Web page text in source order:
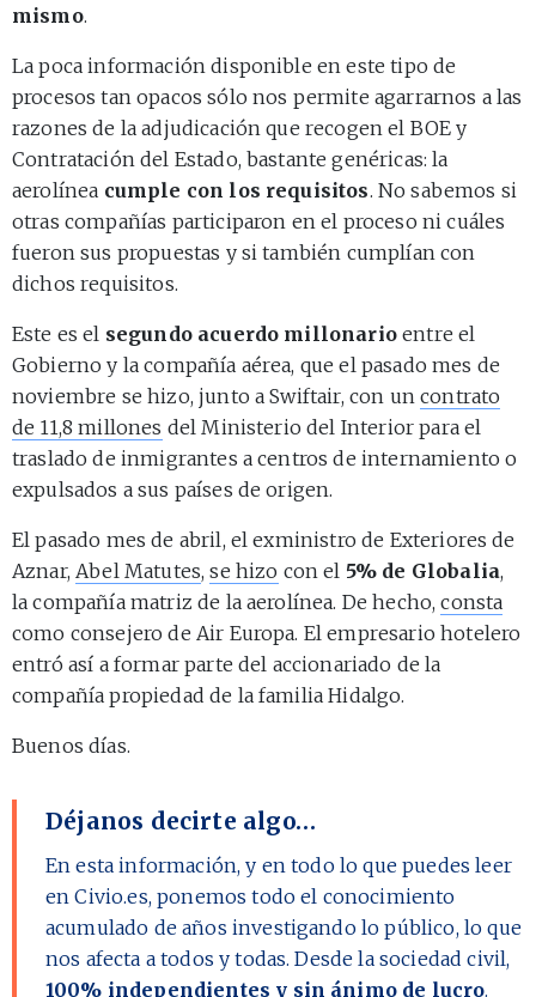
mismo.
La poca información disponible en este tipo de
procesos tan opacos sólo nos permite agarrarnos a las
razones de la adjudicación que recogen el BOE y
Contratación del Estado, bastante genéricas: la
aerolínea cumple con los requisitos. No sabemos si
otras compañías participaron en el proceso ni cuáles
fueron sus propuestas y si también cumplían con
dichos requisitos.
Este es el segundo acuerdo millonarioentre el
Gobierno y la compañía aérea, que el pasado mes de
noviembre se hizo, junto a Swiftair, con uncontrato
de 11,8 millones del Ministerio del Interior para el
traslado de inmigrantes a centros de internamiento o
expulsados a sus países de origen.
El pasado mes de abril, el exministro de Exteriores de
Aznar, Abel Matutes,se hizo con el 5% de Globalia,
la compañía matriz de la aerolínea. De hecho,consta
como consejero de Air Europa. El empresario hotelero
entró así a formar parte del accionariado de la
compañía propiedad de la familia Hidalgo.
Buenos días.
Déjanos decirte algo…
En esta información, y en todo lo que puedes leer
en Civio.es, ponemos todo el conocimiento
acumulado de años investigando lo público, lo que
nos afecta a todos y todas. Desde la sociedad civil,
100% independientes y sin ánimo de lucro.